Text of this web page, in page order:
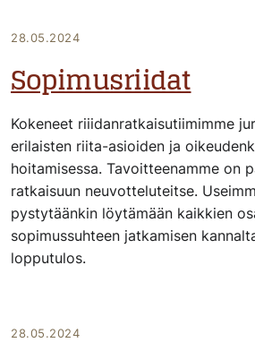
28.05.2024
Sopimusriidat
Kokeneet riiidanratkaisutiimimme
erilaisten riita-asioiden ja
hoitamisessa. Tavoitteenamme on
ratkaisuun neuvotteluteitse.
pystytäänkin löytämään kaikkien
sopimussuhteen jatkamisen
lopputulos.
28.05.2024